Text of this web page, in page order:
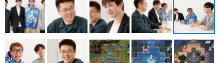
その他
電ファミニコゲーマーとは？
運営：株式会社マレ